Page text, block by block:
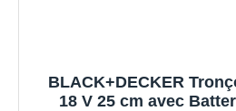
BLACK+DECKER
18 V 25 cm avec